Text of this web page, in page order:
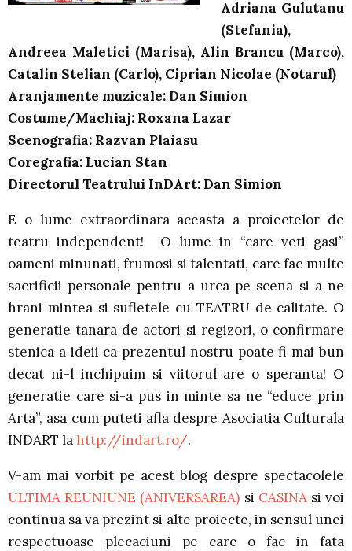
Adriana Gulutanu
(Stefania),
Andreea Maletici (Marisa), Alin Brancu (Marco),
Catalin Stelian (Carlo), Ciprian Nicolae (Notarul)
Aranjamente muzicale: Dan Simion
Costume/Machiaj: Roxana Lazar
Scenografia: Razvan Plaiasu
Coregrafia: Lucian Stan
Directorul Teatrului InDArt: Dan Simion
E o lume extraordinara aceasta a proiectelor de
teatru independent! O lume in “care veti gasi”
oameni minunati, frumosi si talentati, care fac multe
sacrificii personale pentru a urca pe scena si a ne
hrani mintea si sufletele cu TEATRU de calitate. O
generatie tanara de actori si regizori, o confirmare
stenica a ideii ca prezentul nostru poate fi mai bun
decat ni-l inchipuim si viitorul are o speranta! O
generatie care si-a pus in minte sa ne “educe prin
Arta”, asa cum puteti afla despre Asociatia Culturala
INDART la http://indart.ro/.
V-am mai vorbit pe acest blog despre spectacolele
ULTIMA REUNIUNE (ANIVERSAREA) si CASINAsi voi
continua sa va prezint si alte proiecte, in sensul unei
respectuoase plecaciuni pe care o fac in fata